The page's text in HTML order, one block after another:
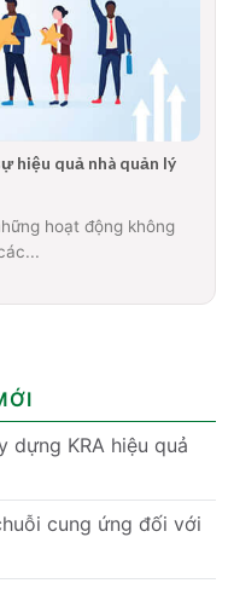
hiệu quả nhà quản lý
hoạt động không
dựng KRA hiệu quả
cung ứng đối với